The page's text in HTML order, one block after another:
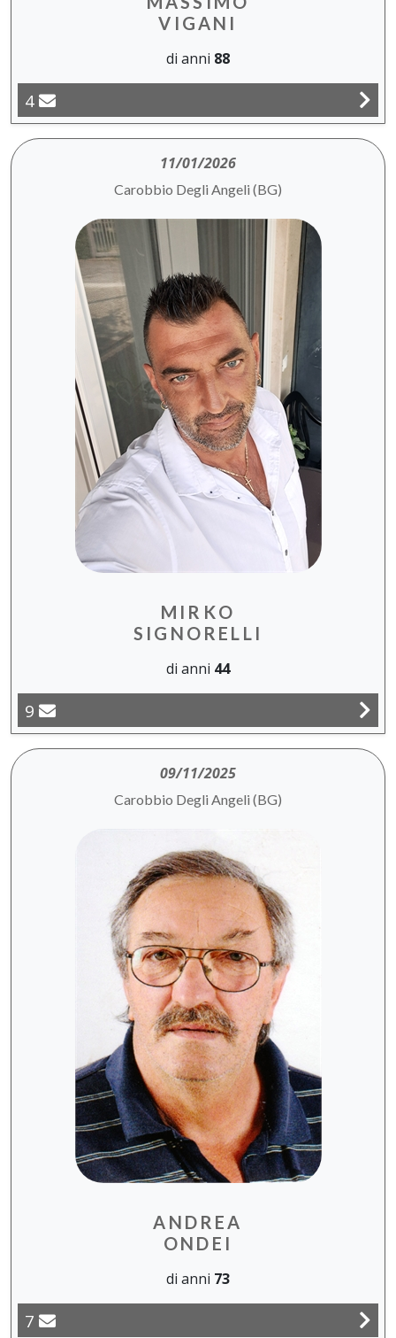
VIGANI
di anni 88
4
11/01/2026
Carobbio Degli Angeli (BG)
MIRKO
SIGNORELLI
di anni 44
9
09/11/2025
Carobbio Degli Angeli (BG)
ANDREA
ONDEI
di anni 73
7